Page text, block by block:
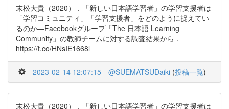
末松大貴（2020）．「新しい日本語学習者」の学習支援者は
「学習コミュニティ」「学習支援者」をどのように捉えてい
るのか―Facebookグループ「The 日本語 Learning
Community」の教師チームに対する調査結果から．
https://t.co/HNsIE1668l
2023-02-14 12:07:15 @SUEMATSUDaiki (投稿一覧)
末松大貴（2020）．「新しい日本語学習者」の学習支援者は